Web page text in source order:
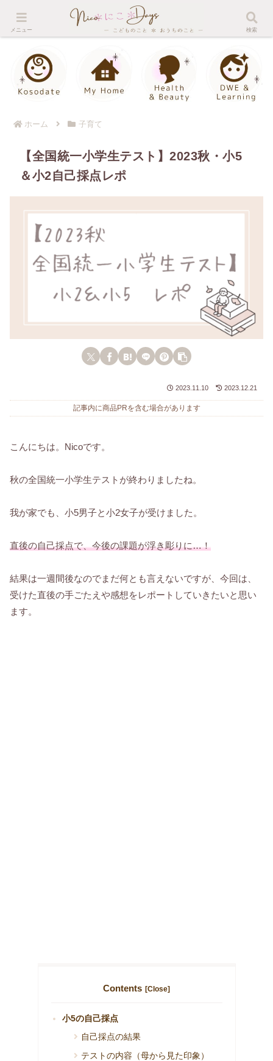
About me
ホーム 子育て
【全国統一小学生テスト】2023秋・小5
＆小2自己採点レポ
2023.11.10 2023.12.21
記事内に商品PRを含む場合があります
こんにちは。Nicoです。
秋の全国統一小学生テストが終わりましたね。
我が家でも、小5男子と小2女子が受けました。
直後の自己採点で、今後の課題が浮き彫りに…！
結果は一週間後なのでまだ何とも言えないですが、今回は、
受けた直後の手ごたえや感想をレポートしていきたいと思い
ます。
Contents
小5の自己採点
自己採点の結果
テストの内容（母から見た印象）
メニュー 検索